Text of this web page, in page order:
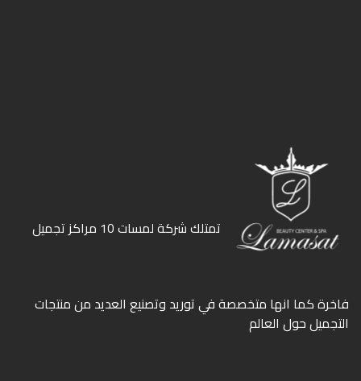
ﺗﻤﺘﻠﻚ ﺷﺮﻛﺔ ﻟﻤﺴﺎت 10 ﻣﺮاﻛﺰ ﺗﺠﻤﻴﻞ
ﻓﺎﺧﺮة كما انها ﻣﺘﺨﺼﺼﺔ ﻓﻲ ﺗﻮرﻳﺪ وﺗﺼﻨﻴﻊ اﻟﻌﺪﻳﺪ ﻣﻦ ﻣﻨﺘﺠﺎت
اﻟﺘﺠﻤﻴﻞ ﺣﻮل اﻟﻌﺎﻟﻢ